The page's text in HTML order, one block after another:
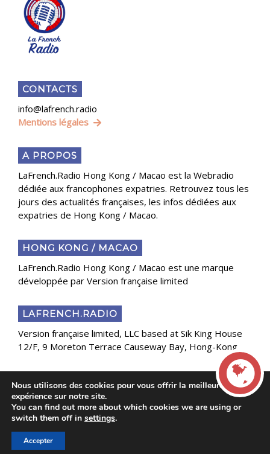
CONTACTS
info@lafrench.radio
Mentions légales
A PROPOS
LaFrench.Radio Hong Kong / Macao est la Webradio
dédiée aux francophones expatries. Retrouvez tous les
jours des actualités françaises, les infos dédiées aux
expatries de Hong Kong / Macao.
HONG KONG / MACAO
LaFrench.Radio Hong Kong / Macao est une marque
développée par Version française limited
LAFRENCH.RADIO
Version française limited, LLC based at Sik King House
12/F, 9 Moreton Terrace Causeway Bay, Hong-Kong
Copyright 2025 Presse Généraliste des Français de
l’Étranger
LIVE
Nous utilisons des cookies pour vous offrir la meilleure
expérience sur notre site.
You can find out more about which cookies we are using or
switch them off in settings.
Accepter